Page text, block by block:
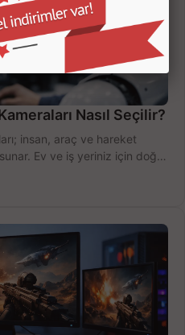
Nasıl Seçilir?
insan, araç ve hareket
Ev ve iş yeriniz için doğru